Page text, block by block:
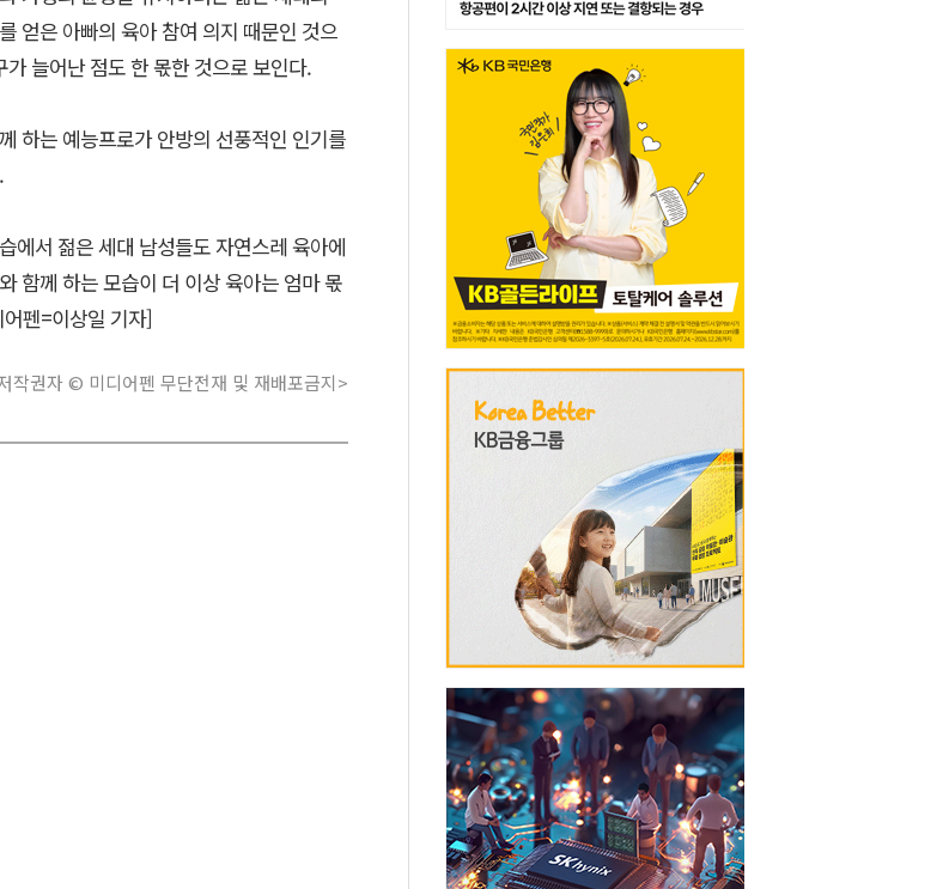
얻은 아빠의 육아 참여 의지 때문인 것으
늘어난 점도 한 몫한 것으로 보인다.
하는 예능프로가 안방의 선풍적인 인기를
에서 젊은 세대 남성들도 자연스레 육아에
함께 하는 모습이 더 이상 육아는 엄마 몫
펜=이상일 기자]
작권자 © 미디어펜 무단전재 및 재배포금지>